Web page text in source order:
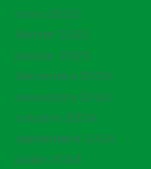
mars 2025
février 2025
janvier 2025
décembre 2024
novembre 2024
octobre 2024
septembre 2024
juillet 2024